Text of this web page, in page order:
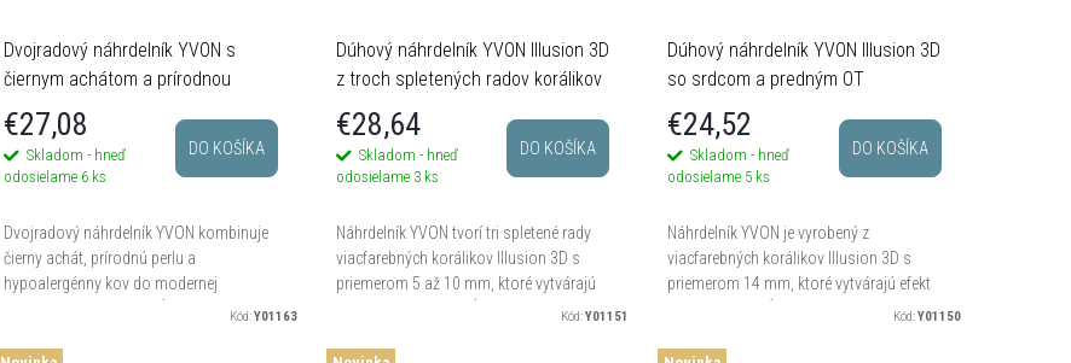
Dvojradový náhrdelník YVON s
čiernym achátom a prírodnou
perlou
€27,08
Skladom - hneď
odosielame 6 ks
DO KOŠÍKA
Dvojradový náhrdelník YVON kombinuje
čierny achát, prírodnú perlu a
hypoalergénny kov do modernej
vrstvenej kompozície. Dĺžka 40 - 44 cm,
Kód:Y01163
Dúhový náhrdelník YVON Illusion 3D
z troch spletených radov korálikov
€28,64
Skladom - hneď
odosielame 3 ks
DO KOŠÍKA
Náhrdelník YVON tvorí tri spletené rady
viacfarebných korálikov Illusion 3D s
priemerom 5 až 10 mm, ktoré vytvárajú
efekt trojrozmernej hĺbky a jemnéhoKód:Y01151
Dúhový náhrdelník YVON Illusion 3D
so srdcom a predným OT
zapínaním
€24,52
Skladom - hneď
odosielame 5 ks
DO KOŠÍKA
Náhrdelník YVON je vyrobený z
viacfarebných korálikov Illusion 3D s
priemerom 14 mm, ktoré vytvárajú efekt
Kód:Y01150